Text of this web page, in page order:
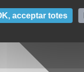
acceptar totes